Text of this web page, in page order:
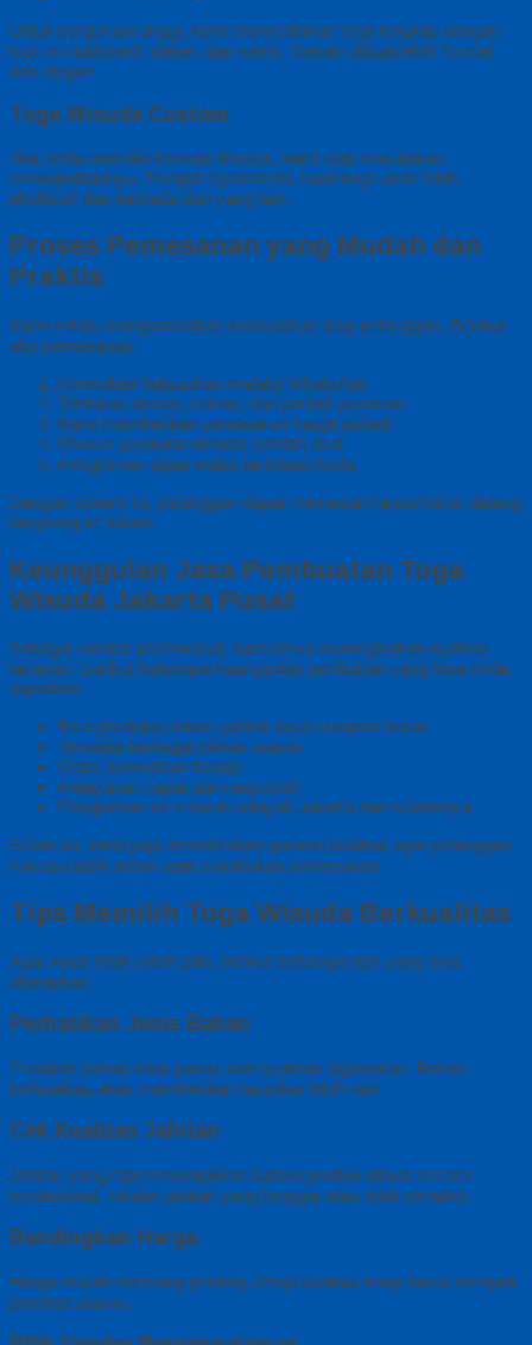
Untuk perguruan tinggi, kami menyediakan toga lengkap dengan
topi mortarboard, sleber, dan samir. Desain dibuat lebih formal
dan elegan.
Toga Wisuda Custom
Jika Anda memiliki konsep khusus, kami siap membantu
mewujudkannya. Dengan layanan ini, hasil toga akan lebih
eksklusif dan berbeda dari yang lain.
Proses Pemesanan yang Mudah dan
Praktis
Kami selalu mengutamakan kemudahan bagi pelanggan. Berikut
alur pemesanan:
Konsultasi kebutuhan melalui WhatsApp
Tentukan desain, bahan, dan jumlah pesanan
Kami memberikan penawaran harga terbaik
Proses produksi dimulai setelah deal
Pengiriman tepat waktu ke lokasi Anda
Dengan sistem ini, pelanggan dapat memesan tanpa harus datang
langsung ke lokasi.
Keunggulan Jasa Pembuatan Toga
Wisuda Jakarta Pusat
Sebagai vendor profesional, kami terus meningkatkan kualitas
layanan. Berikut beberapa keunggulan tambahan yang bisa Anda
dapatkan:
Bisa produksi dalam jumlah kecil maupun besar
Tersedia berbagai pilihan warna
Gratis konsultasi desain
Pelayanan cepat dan responsif
Pengiriman ke seluruh wilayah Jakarta dan sekitarnya
Selain itu, kami juga memberikan garansi kualitas agar pelanggan
merasa lebih aman saat melakukan pemesanan.
Tips Memilih Toga Wisuda Berkualitas
Agar Anda tidak salah pilih, berikut beberapa tips yang bisa
diterapkan:
Perhatikan Jenis Bahan
Pastikan bahan tidak panas dan nyaman digunakan. Bahan
berkualitas akan memberikan tampilan lebih rapi.
Cek Kualitas Jahitan
Jahitan yang rapi menunjukkan bahwa produk dibuat secara
profesional. Hindari jahitan yang longgar atau tidak simetris.
Bandingkan Harga
Harga murah memang penting, tetapi kualitas tetap harus menjadi
prioritas utama.